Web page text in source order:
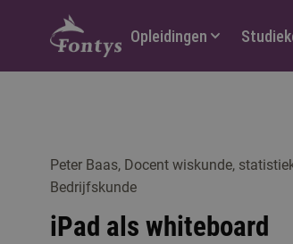
Hoofdmenu
Opleidingen
Peter Baas, Docent wiskunde,
Bedrijfskunde
iPad als whiteboard